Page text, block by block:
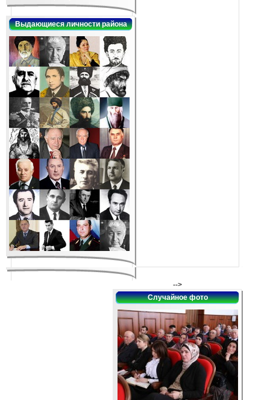
Выдающиеся личности района
-->
Случайное фото